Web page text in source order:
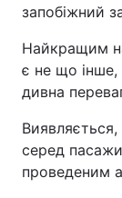
запобіжний
Найкращим
є не що інше,
дивна
серед
проведеним